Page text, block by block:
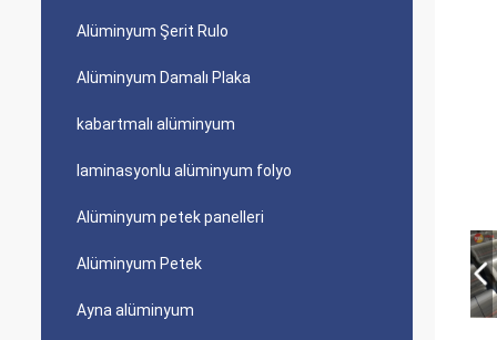
Alüminyum Şerit Rulo
Alüminyum Damalı Plaka
kabartmalı alüminyum
laminasyonlu alüminyum folyo
Alüminyum petek panelleri
Alüminyum Petek
Ayna alüminyum